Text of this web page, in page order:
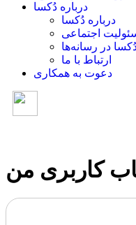
درباره دُکسا
درباره دُکسا
اجتماعی
در رسانه‌ها
ارتباط با ما
دعوت به همکاری
کاربری من